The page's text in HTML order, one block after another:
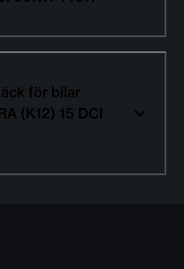
för bilar
(K12) 15 DCI